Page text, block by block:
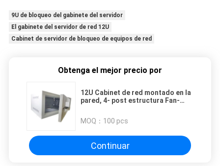
9U de bloqueo del gabinete del servidor
El gabinete del servidor de red 12U
Cabinet de servidor de bloqueo de equipos de red
Obtenga el mejor precio por
12U Cabinet de red montado en la
pared, 4- post estructura Fan-
ventilación duradera
MOQ： 100 pcs
Continuar